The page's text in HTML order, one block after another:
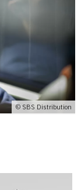
© SBS Distribution